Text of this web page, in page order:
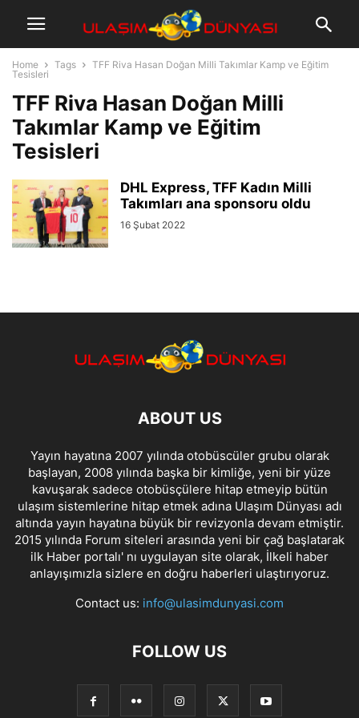
Home Tags
TFF Riva Hasan Doğan Milli Takımlar Kamp ve Eğitim
Tesisleri
TFF Riva Hasan Doğan Milli
Takımlar Kamp ve Eğitim
Tesisleri
DHL Express, TFF Kadın Milli
Takımları ana sponsoru oldu
16 Şubat 2022
ABOUT US
Yayın hayatına 2007 yılında otobüscüler grubu olarak
başlayan, 2008 yılında başka bir kimliğe, yeni bir yüze
kavuşarak sadece otobüsçülere hitap etmeyip bütün
ulaşım sistemlerine hitap etmek adına Ulaşım Dünyası adı
altında yayın hayatına büyük bir revizyonla devam etmiştir.
2015 yılında Forum siteleri arasında yeni bir çağ başlatarak
ilk Haber portalı' nı uygulayan site olarak, İlkeli haber
anlayışımızla sizlere en doğru haberleri ulaştırıyoruz.
Contact us: info@ulasimdunyasi.com
FOLLOW US